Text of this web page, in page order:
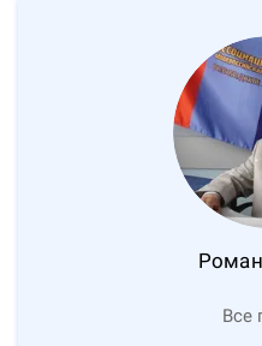
Роман
Все